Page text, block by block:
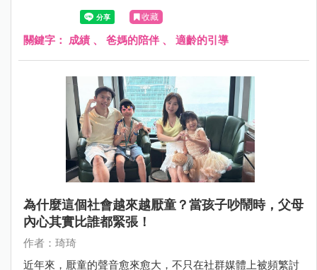
再是唯一衡量成功人生的標準，隨著教育模式多元化，加上
孩子個性與能力差異，如何陪伴孩子學習、拿捏關心的尺度
也成為每位家長的重要課題。
收藏
關鍵字： 成績 、 爸媽的陪伴 、 適齡的引導
為什麼這個社會越來越厭童？當孩子吵鬧時，父母
內心其實比誰都緊張！
作者：琦琦
近年來，厭童的聲音愈來愈大，不只在社群媒體上被頻繁討